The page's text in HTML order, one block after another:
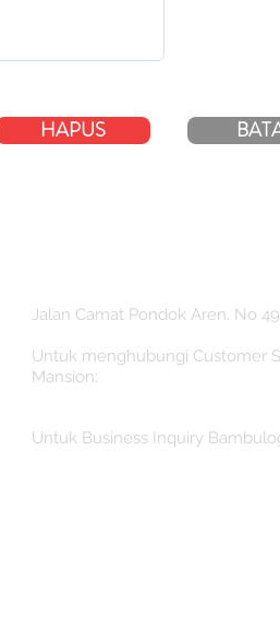
HAPUS
Jalan Camat Pondok Aren. No
Untuk menghubungi Customer
Mansion:
Untuk Business Inquiry